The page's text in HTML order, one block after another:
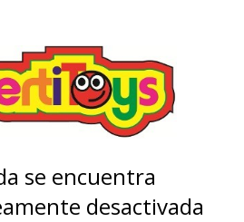
se encuentra
desactivada